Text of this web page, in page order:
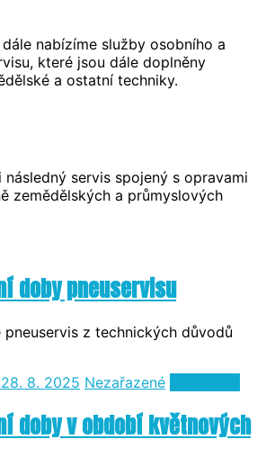
nabízíme služby osobního a
které jsou dále doplněny
a ostatní techniky.
následný servis spojený s opravami
zemědělských a průmyslových
doby pneuservisu
z technických důvodů
28. 8. 2025 Nezařazené
doby v období květnových